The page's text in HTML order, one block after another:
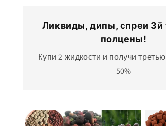
Ликвиды, дипы, спреи 3й
полцены!
Купи 2 жидкости и получи
50%